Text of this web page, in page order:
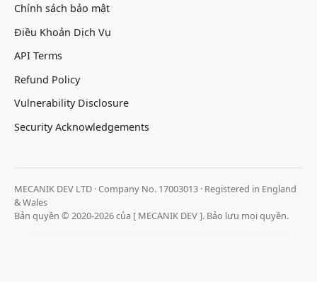
Chính sách bảo mật
Điều Khoản Dịch Vụ
API Terms
Refund Policy
Vulnerability Disclosure
Security Acknowledgements
MECANIK DEV LTD · Company No. 17003013 · Registered in England
& Wales
Bản quyền © 2020-2026 của [ MECANIK DEV ]. Bảo lưu mọi quyền.